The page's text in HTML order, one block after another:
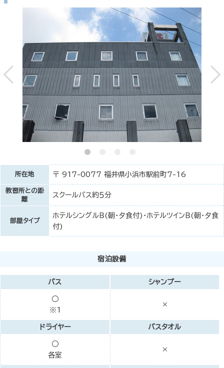
所在地 〒 917-0077 福井県小浜市駅前町7-16
教習所との距
離
スクールバス約５分
部屋タイプ
ホテルシングルＢ(朝・夕食付)・ホテルツインＢ(朝・夕食
付)
宿泊設備
バス
○
※1
シャンプー
×
ドライヤー
○
各室
バスタオル
×